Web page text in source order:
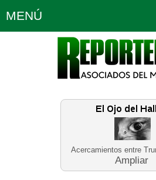
Acercamientos entre
Ampliar
MENÚ
Política Opinión
Planeta Tierra
Educación